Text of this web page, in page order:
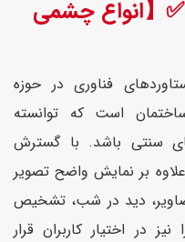
【انواع چشمی
فناوری در حوزه
است که توانسته
سنتی باشد. با گسترش
بر نمایش واضح تصویر
دید در شب، تشخیص
در اختیار کاربران قرار